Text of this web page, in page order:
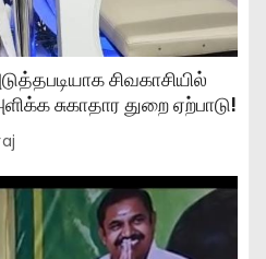
சிவகாசியில்
சுகாதார துறை ஏற்பாடு!